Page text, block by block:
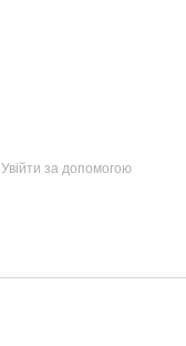
Увійти за допомогою